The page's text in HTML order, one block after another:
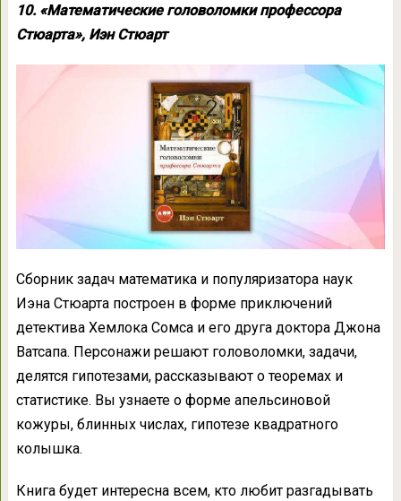
10. «Математические головоломки профессора
Стюарта», Иэн Стюарт
Сборник задач математика и популяризатора наук
Иэна Стюарта построен в форме приключений
детектива Хемлока Сомса и его друга доктора Джона
Ватсапа. Персонажи решают головоломки, задачи,
делятся гипотезами, рассказывают о теоремах и
статистике. Вы узнаете о форме апельсиновой
кожуры, блинных числах, гипотезе квадратного
колышка.
Книга будет интересна всем, кто любит разгадывать